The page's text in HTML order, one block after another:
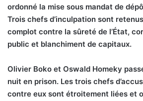
ordonné la mise sous mandat de
Trois chefs d’inculpation sont
complot contre la sûreté de l’État,
public et blanchiment de capitaux.
Olivier Boko et Oswald Homeky
nuit en prison. Les trois chefs
contre eux sont étroitement liées et